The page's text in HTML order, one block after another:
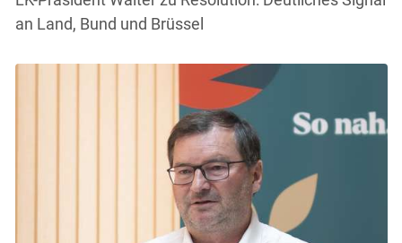
an Land, Bund und Brüssel